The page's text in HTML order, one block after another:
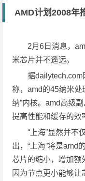
AMD计划2008年
2月6日消息，
米芯片并不遥远。
据
称，amd的45纳米处
纳”内核。amd高级
提高性能和缓存的效
“上海”显然并不
出，“上海”将是amd
芯片的缩小，增加额
因为节点更小能够让